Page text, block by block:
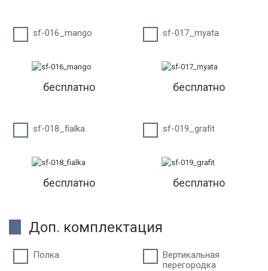
sf-016_mango
бесплатно
sf-017_myata
бесплатно
sf-018_fialka
бесплатно
sf-019_grafit
бесплатно
Доп. комплектация
Полка
Вертикальная
перегородка